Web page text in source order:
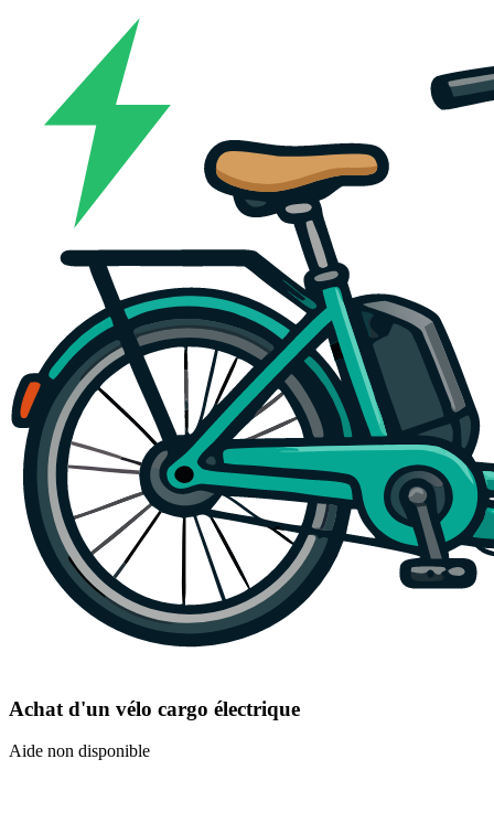
Achat d'un vélo cargo électrique
Aide non disponible